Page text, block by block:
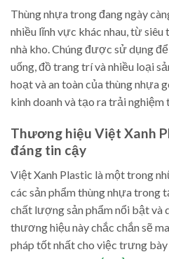
Thùng nhựa trong đang ngày
nhiều lĩnh vực khác nhau, từ siêu
nhà kho. Chúng được sử dụng
uống, đồ trang trí và nhiều loại
hoạt và an toàn của thùng nhựa
kinh doanh và tạo ra trải nghiệm
Thương hiệu Việt Xanh
đáng tin cậy
Việt Xanh Plastic là một trong
các sản phẩm thùng nhựa
chất lượng sản phẩm nổi bật và
thương hiệu này chắc chắn sẽ
pháp tốt nhất cho việc trưng